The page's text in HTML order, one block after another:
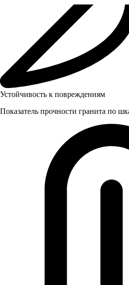
Устойчивость к повреждениям
Показатель прочности гранита по